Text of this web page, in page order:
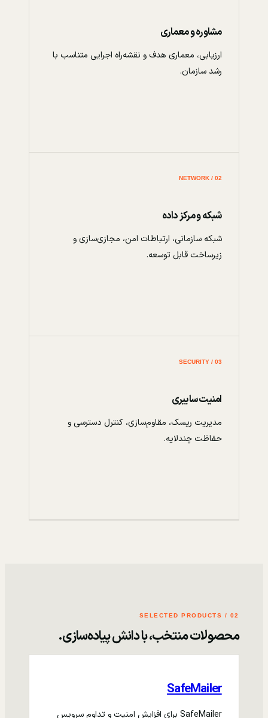
مشاوره و معماری
ارزیابی، معماری هدف و نقشه‌راه اجرایی متناسب با
رشد سازمان.
02 / NETWORK
شبکه و مرکز داده
شبکه سازمانی، ارتباطات امن، مجازی‌سازی و
زیرساخت قابل توسعه.
03 / SECURITY
امنیت سایبری
مدیریت ریسک، مقاوم‌سازی، کنترل دسترسی و
حفاظت چندلایه.
02 / SELECTED PRODUCTS
محصولات منتخب، با دانش پیاده‌سازی.
SafeMailer
SafeMailer برای افزایش امنیت و تداوم سرویس